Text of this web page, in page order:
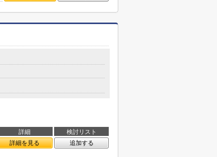
詳細
検討リスト
詳細を見る 追加する